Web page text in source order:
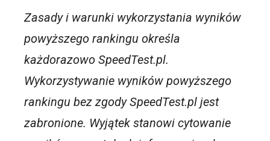
Zasady i warunki wykorzystania wyników
powyższego rankingu określa
każdorazowo SpeedTest.pl.
Wykorzystywanie wyników powyższego
rankingu bez zgody SpeedTest.pl jest
zabronione. Wyjątek stanowi cytowanie